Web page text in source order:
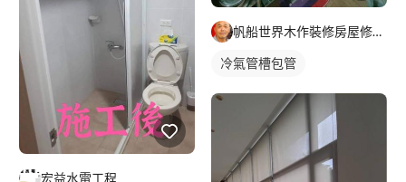
宏益水電工程
帆船世界木作裝修房屋修繕工程
冷氣管槽包管